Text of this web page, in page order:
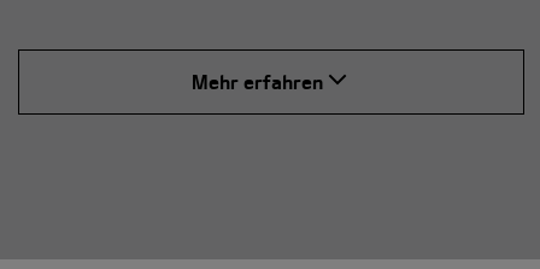
Mehr erfahren